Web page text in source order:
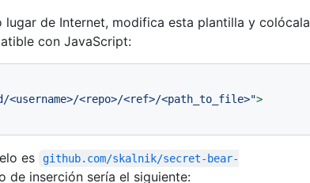
de Internet, modifica esta plantilla y colócala
con JavaScript:
<repo>/<ref>/<path_to_file>">
es
github.com/skalnik/secret-bear-
de inserción sería el siguiente: